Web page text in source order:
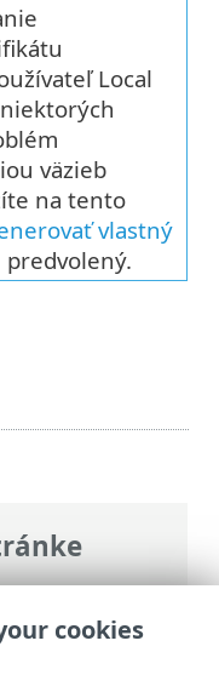
Secure
Certifikát SSL
Local
väzieb
na tento
vlastný
cookies